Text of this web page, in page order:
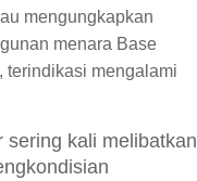
mengungkapkan
menara Base
terindikasi mengalami
sering kali melibatkan